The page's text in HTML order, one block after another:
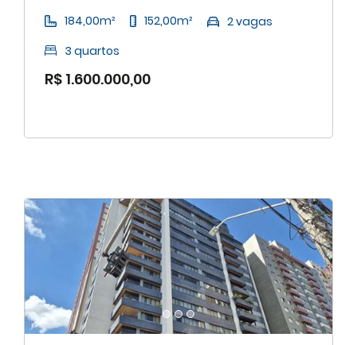
184,00m²
152,00m²
2 vagas
3 quartos
R$ 1.600.000,00